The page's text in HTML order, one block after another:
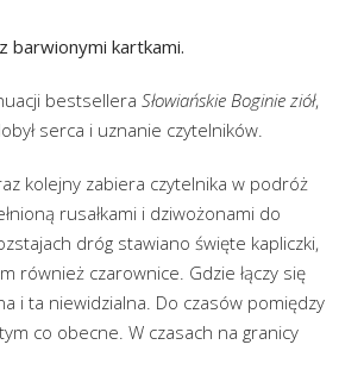
barwionymi kartkami.
bestsellera Słowiańskie Boginie ziół,
serca i uznanie czytelników.
kolejny zabiera czytelnika w podróż
rusałkami i dziwożonami do
dróg stawiano święte kapliczki,
również czarownice. Gdzie łączy się
i ta niewidzialna. Do czasów pomiędzy
co obecne. W czasach na granicy